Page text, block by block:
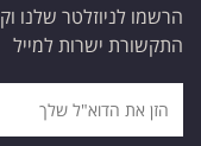
הרשמו לניוזלטר שלנו
התקשורת ישרות למייל